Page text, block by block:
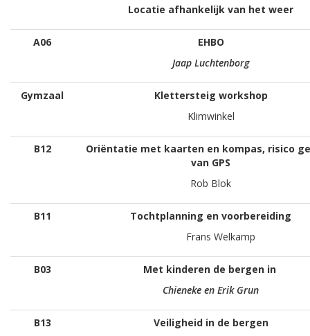
Locatie afhankelijk van het weer
A06
EHBO
Jaap Luchtenborg
Gymzaal
Klettersteig workshop
Klimwinkel
B12
Oriëntatie met kaarten en kompas, risico
van GPS
Rob Blok
B11
Tochtplanning en voorbereiding
Frans Welkamp
B03
Met kinderen de bergen in
Chieneke en Erik Grun
B13
Veiligheid in de bergen